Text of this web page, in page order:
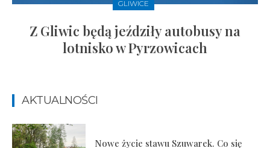
GLIWICE
Z Gliwic będą jeździły autobusy na
lotnisko w Pyrzowicach
AKTUALNOŚCI
Nowe życie stawu Szuwarek. Co się